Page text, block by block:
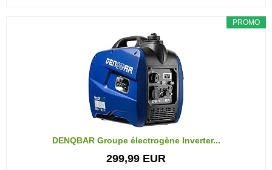
PROMO
DENQBAR Groupe électrogène Inverter...
299,99 EUR